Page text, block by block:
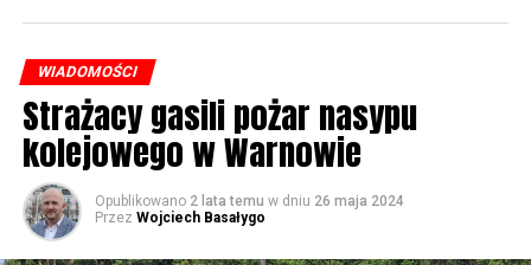
WIADOMOŚCI
Strażacy gasili pożar nasypu
kolejowego w Warnowie
Opublikowano 2 lata temu w dniu 26 maja 2024
Przez Wojciech Basałygo